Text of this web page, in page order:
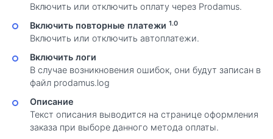
Включить или отключить оплату через Prodamus.
Включить повторные платежи 1.0
Включить или отключить автоплатежи.
Включить логи
В случае возникновения ошибок, они будут записан в
файл prodamus.log
Описание
Текст описания выводится на странице оформления
заказа при выборе данного метода оплаты.